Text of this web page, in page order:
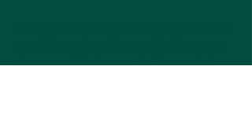
changeant la langue du Français à